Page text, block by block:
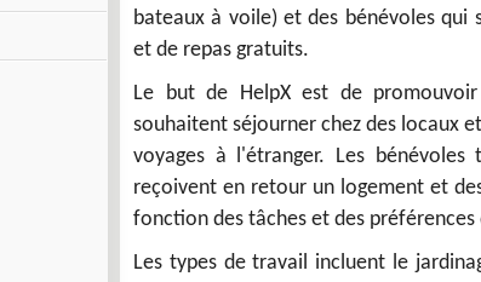
bateaux à voile) et des bénévoles
et de repas gratuits.
Le but de HelpX est de
souhaitent séjourner chez des locaux
voyages à l'étranger. Les
reçoivent en retour un logement et
fonction des tâches et des
Les types de travail incluent le